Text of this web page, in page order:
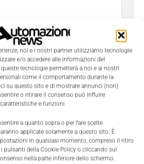
noi e i nostri partner utilizziamo tecnologie
e/o accedere alle informazioni del
tecnologie permetterà a noi e ai nostri
come il comportamento durante la
su questo sito e di mostrare annunci (non)
o ritirare il consenso può influire
e funzioni.
a quanto sopra o per fare scelte
applicate solamente a questo sito. È
in qualsiasi momento, compreso il ritiro
pulsanti della Cookie Policy o cliccando sul
nella parte inferiore dello schermo.
l' Informativa sulla Privacye
trattamento dei dati da parte di